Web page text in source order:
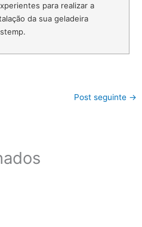
para realizar a
da sua geladeira
Post seguinte →